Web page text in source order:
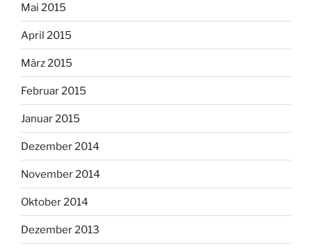
Mai 2015
April 2015
März 2015
Februar 2015
Januar 2015
Dezember 2014
November 2014
Oktober 2014
Dezember 2013